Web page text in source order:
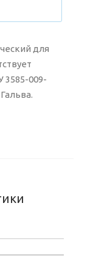
для
3585-009-